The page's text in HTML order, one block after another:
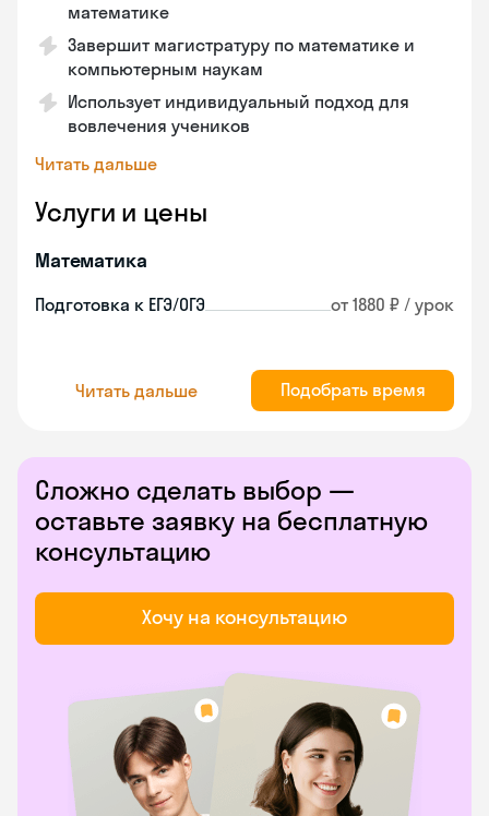
математике
Завершит магистратуру по математике и
компьютерным наукам
Использует индивидуальный подход для
вовлечения учеников
Читать дальше
Услуги и цены
Математика
Подготовка к ЕГЭ/ОГЭ от 1880 ₽ / урок
Читать дальше Подобрать время
Сложно сделать выбор —
оставьте заявку на бесплатную
консультацию
Хочу на консультацию